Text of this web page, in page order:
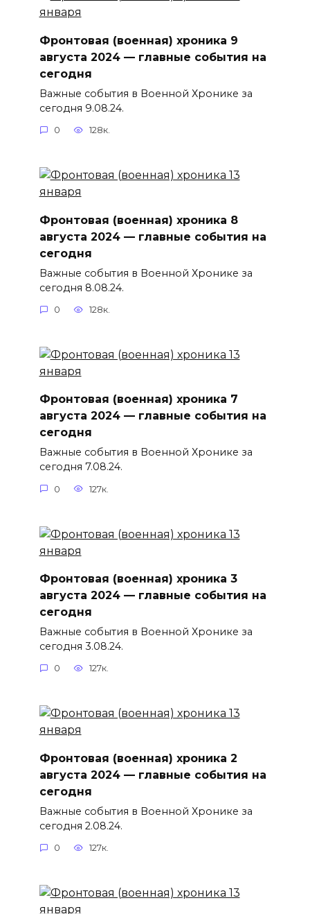
Фронтовая (военная) хроника 9
августа 2024 — главные события на
сегодня
Важные события в Военной Хронике за
сегодня 9.08.24.
0 128к.
Фронтовая (военная) хроника 8
августа 2024 — главные события на
сегодня
Важные события в Военной Хронике за
сегодня 8.08.24.
0 128к.
Фронтовая (военная) хроника 7
августа 2024 — главные события на
сегодня
Важные события в Военной Хронике за
сегодня 7.08.24.
0 127к.
Фронтовая (военная) хроника 3
августа 2024 — главные события на
сегодня
Важные события в Военной Хронике за
сегодня 3.08.24.
0 127к.
Фронтовая (военная) хроника 2
августа 2024 — главные события на
сегодня
Важные события в Военной Хронике за
сегодня 2.08.24.
0 127к.